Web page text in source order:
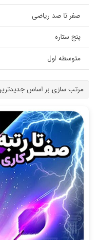
صفر تا صد ریاضی
پنج ستاره
متوسطه اول